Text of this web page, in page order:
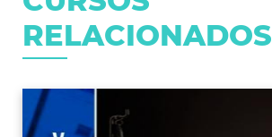
RELACIONADOS